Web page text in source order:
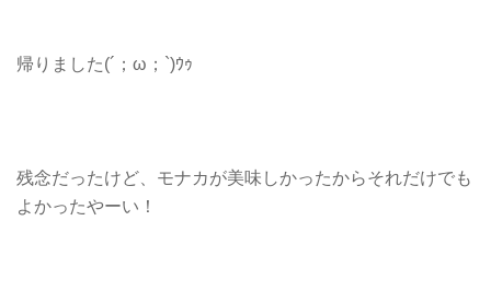
帰りました(´；ω；`)ｳｩ
残念だったけど、モナカが美味しかったからそれだけでも
よかったやーい！